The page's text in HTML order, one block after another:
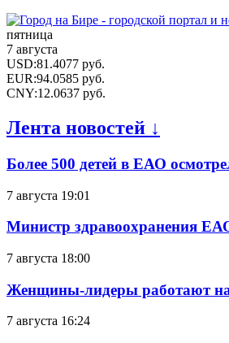
пятница
7 августа
USD:81.4077 руб.
EUR:94.0585 руб.
CNY:12.0637 руб.
Лента новостей ↓
Более 500 детей в ЕАО
7 августа 19:01
Министр здравоохранения
7 августа 18:00
Женщины-лидеры работают
7 августа 16:24